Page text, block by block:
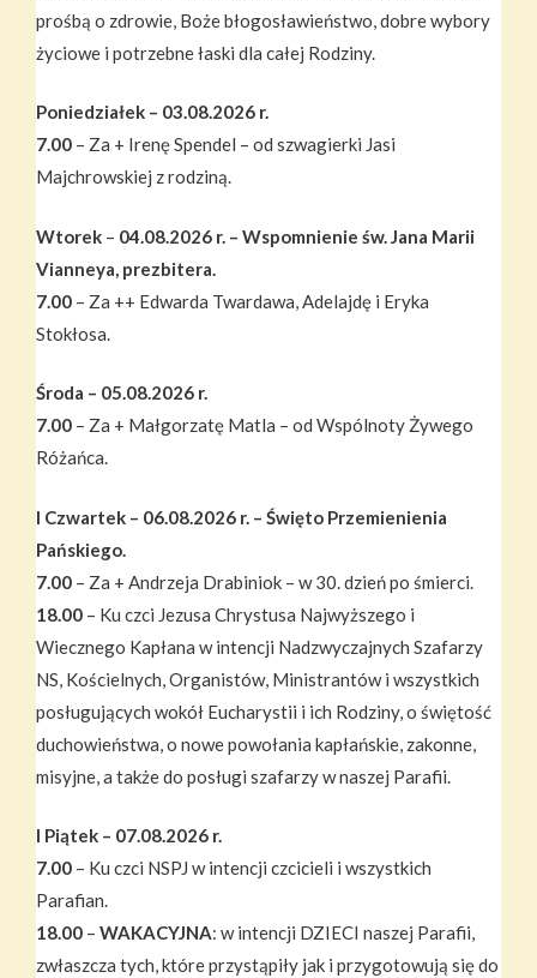
prośbą o zdrowie, Boże błogosławieństwo, dobre wybory
życiowe i potrzebne łaski dla całej Rodziny.
Poniedziałek – 03.08.2026 r.
7.00 – Za + Irenę Spendel – od szwagierki Jasi
Majchrowskiej z rodziną.
Wtorek – 04.08.2026 r. – Wspomnienie św. Jana Marii
Vianneya, prezbitera.
7.00 – Za ++ Edwarda Twardawa, Adelajdę i Eryka
Stokłosa.
Środa – 05.08.2026 r.
7.00 – Za + Małgorzatę Matla – od Wspólnoty Żywego
Różańca.
I Czwartek – 06.08.2026 r. – Święto Przemienienia
Pańskiego.
7.00 – Za + Andrzeja Drabiniok – w 30. dzień po śmierci.
18.00 – Ku czci Jezusa Chrystusa Najwyższego i
Wiecznego Kapłana w intencji Nadzwyczajnych Szafarzy
NS, Kościelnych, Organistów, Ministrantów i wszystkich
posługujących wokół Eucharystii i ich Rodziny, o świętość
duchowieństwa, o nowe powołania kapłańskie, zakonne,
misyjne, a także do posługi szafarzy w naszej Parafii.
I Piątek – 07.08.2026 r.
7.00 – Ku czci NSPJ w intencji czcicieli i wszystkich
Parafian.
18.00 – WAKACYJNA: w intencji DZIECI naszej Parafii,
zwłaszcza tych, które przystąpiły jak i przygotowują się do